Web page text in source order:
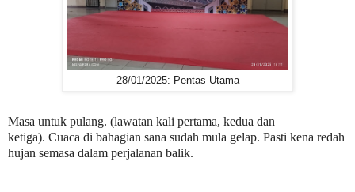
28/01/2025: Pentas Utama
Masa untuk pulang. (lawatan kali pertama, kedua dan
ketiga). Cuaca di bahagian sana sudah mula gelap. Pasti kena redah
hujan semasa dalam perjalanan balik.